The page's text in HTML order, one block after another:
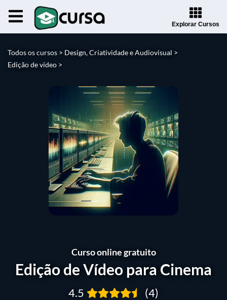
Explorar Cursos
Todos os cursos > Design, Criatividade e Audiovisual >
Edição de vídeo >
Curso online gratuito
Edição de Vídeo para Cinema
4.5 (4)